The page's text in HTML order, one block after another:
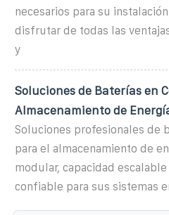
necesarios para su
disfrutar de todas las
y
Soluciones de Baterías en
Almacenamiento de
Soluciones profesionales de
para el almacenamiento de
modular, capacidad
confiable para sus sistemas